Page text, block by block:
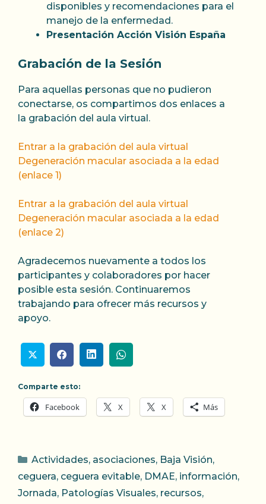
disponibles y recomendaciones para el
manejo de la enfermedad.
Presentación Acción Visión España
Grabación de la Sesión
Para aquellas personas que no pudieron
conectarse, os compartimos dos enlaces a
la grabación del aula virtual.
Entrar a la grabación del aula virtual
Degeneración macular asociada a la edad
(enlace 1)
Entrar a la grabación del aula virtual
Degeneración macular asociada a la edad
(enlace 2)
Agradecemos nuevamente a todos los
participantes y colaboradores por hacer
posible esta sesión. Continuaremos
trabajando para ofrecer más recursos y
apoyo.
Comparte esto:
Facebook X X Más
Categorías
Actividades, asociaciones, Baja Visión,
ceguera, ceguera evitable, DMAE, información,
Jornada, Patologías Visuales, recursos,